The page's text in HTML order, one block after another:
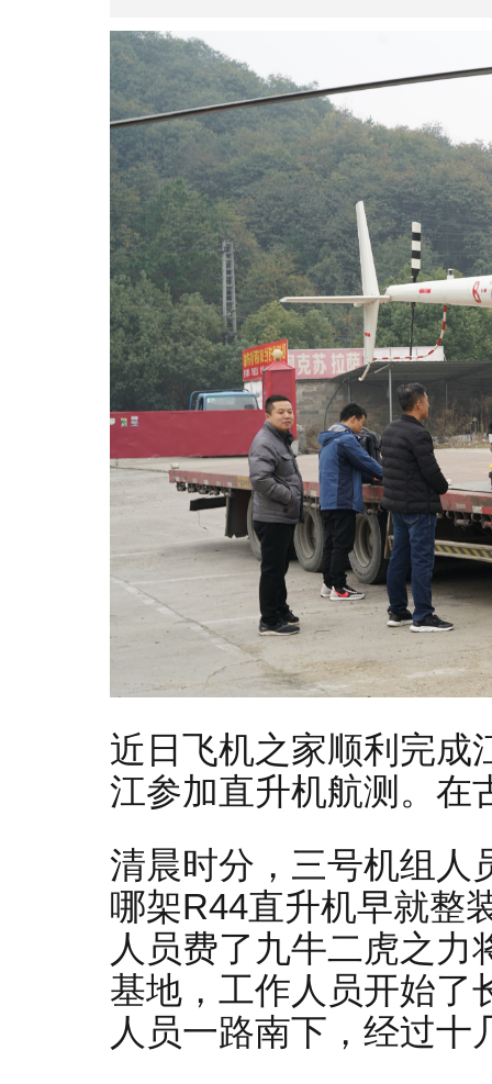
近日飞机之家顺利完成
江参加直升机航测。在
清晨时分，三号机组人
哪架R44直升机早就整
人员费了九牛二虎之
基地，工作人员开始了
人员一路南下，经过十